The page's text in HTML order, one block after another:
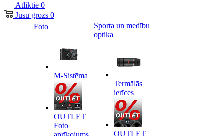
Atliktie 0
Jūsu grozs 0
Foto
M-Sistēma
OUTLET
Foto
Sporta un medību
optika
Termālās
ierīces
OUTLET